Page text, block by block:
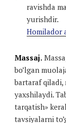
ravishda
yurishdir.
Homilador
Massaj.
bo’lgan
bartaraf qiladi,
yaxshilaydi.
tarqatish»
tavsiyalarni